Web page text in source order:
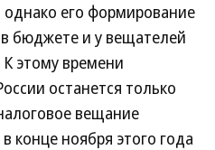
однако его формирование
бюджете и у вещателей
этому времени
останется только
вещание
конце ноября этого года